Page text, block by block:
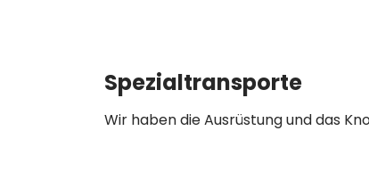
Spezialtransporte
Wir haben die Ausrüstung und das